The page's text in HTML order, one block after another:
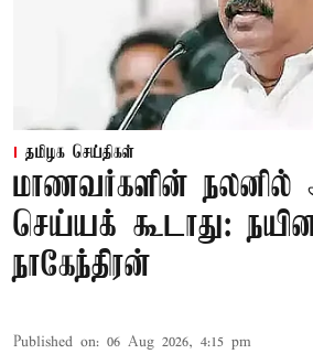
தமிழக செய்திகள்
மாணவர்களின் நலனில்
செய்யக் கூடாது:
நாகேந்திரன்
Published on: 06 Aug 2026, 4:15 pm